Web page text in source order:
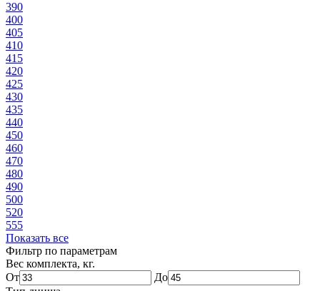
390
400
405
410
415
420
425
430
435
440
450
460
470
480
490
500
520
555
Показать все
Фильтр по параметрам
Вес комплекта, кг.
От
До